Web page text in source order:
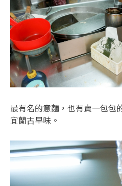
最有名的意麵，也有賣一包包
宜蘭古早味。